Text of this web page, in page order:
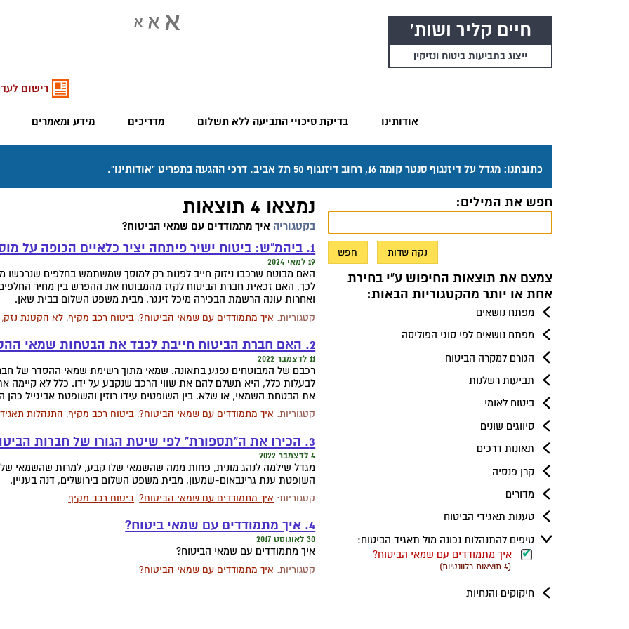
חיים קליר ושות'
ייצוג בתביעות ביטוח ונזיקין
אודותינו בדיקת סיכויי התביעה ללא תשלום מדריכים מידע ומאמרים
רישום
כתובתנו: מגדל על דיזנגוף סנטר קומה 16, רחוב דיזנגוף 50 תל אביב. דרכי ההגעה בתפריט "אודותינו".
חפש את המילים:
צמצם את תוצאות החיפוש ע"י בחירת
אחת או יותר מהקטגוריות הבאות:
מפתח נושאים
מפתח נושאים לפי סוגי הפוליסה
הגורם למקרה הביטוח
תביעות רשלנות
ביטוח לאומי
סיווגים שונים
תאונות דרכים
קרן פנסיה
מדורים
טענות תאגידי הביטוח
טיפים להתנהלות נכונה מול תאגיד הביטוח:
איך
מאתרים
ביטוח?
איך
משיגים
ומסמכים
איך
משיגים
ומסמכים
איך
מתמודדים
חוקרי
איך
מתמודדים
טענות
איך
מתמודדים
מומחים
איך מתמודדים עם שמאי הביטוח?
(4 תוצאות רלוונטיות)
התביעה:
התיישנות
הביטוח
החובה
הסכנה
חיקוקים והנחיות
נמצאו 4 תוצאות
בקטגוריה איך מתמודדים עם שמאי הביטוח?
1. ביהמ"ש: ביטוח ישיר פיתחה יציר כלאיים הכופה על מוסכים ספקים משלה
19 למאי 2024
האם מבוטח שרכבו ניזוק חייב לפנות רק למוסך שמשתמש בחלפים
לכך, האם זכאית חברת הביטוח לקזז מהמבוטח את ההפרש בין מחיר
ואחרות עונה הרשמת הבכירה מיכל זינגר, מבית משפט השלום בבית שאן.
קטגוריות: איך מתמודדים עם שמאי הביטוח?, ביטוח רכב מקיף, לא הקטנת נזק
2. האם חברת הביטוח חייבת לכבד את הבטחות שמאי ההסדר שלה?
11 לדצמבר 2022
רכבם של המבוטחים נפגע בתאונה. שמאי מתוך רשימת שמאי ההסדר של
לבעלות כלל, היא תשלם להם את שווי הרכב שנקבע על ידו. כלל לא
את הבטחת השמאי, או שלא. בין השופטים עידו רוזין והשופטת אביגייל
קטגוריות: איך מתמודדים עם שמאי הביטוח?, ביטוח רכב מקיף, התנהלות
3. הכירו את ה"תספורת" לפי שיטת הגורו של חברות הביטוח
4 לדצמבר 2022
מגדל שילמה לנהג מונית, פחות ממה שהשמאי שלו קבע, למרות שהשמאי
השופטת ענת גרינבאום-שמעון, מבית משפט השלום בירושלים, דנה בעניין.
קטגוריות: איך מתמודדים עם שמאי הביטוח?, ביטוח רכב מקיף
4. איך מתמודדים עם שמאי ביטוח?
30 לאוגוסט 2017
איך מתמודדים עם שמאי הביטוח?
קטגוריות: איך מתמודדים עם שמאי הביטוח?